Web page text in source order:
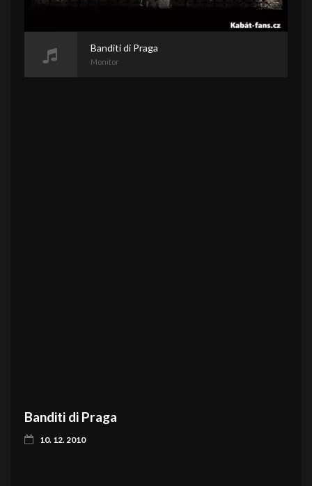
Banditi di Praga
Monitor
Banditi di Praga
10. 12. 2010